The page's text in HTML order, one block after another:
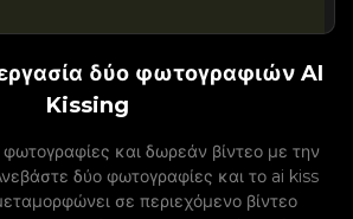
δύο φωτογραφιών AI
Kissing
και δωρεάν βίντεο με την
δύο φωτογραφίες και το ai kiss
σε περιεχόμενο βίντεο